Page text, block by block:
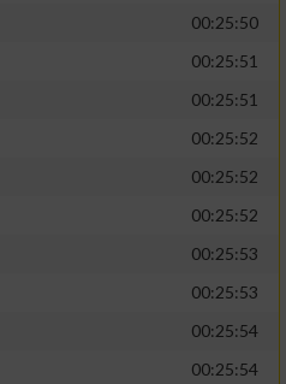
00:25:50
00:25:51
00:25:51
00:25:52
00:25:52
00:25:52
00:25:53
00:25:53
00:25:54
00:25:54